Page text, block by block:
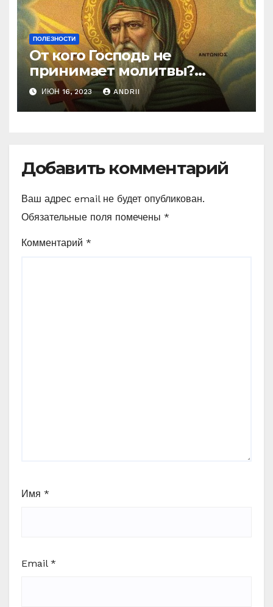
ПОЛЕЗНОСТИ
От кого Господь не
принимает молитвы?
Неожиданные слова
Ефрема Сирина
ИЮН 16, 2023 ANDRII
Добавить комментарий
Ваш адрес email не будет опубликован.
Обязательные поля помечены *
Комментарий *
Имя *
Email *